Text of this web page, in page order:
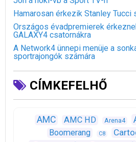
Hamarosan érkezik Stanley Tucci
Országos évadpremierek
GALAXY4 csatornákra
A Network4 ünnepi menüje a
sportrajongók számára
CÍMKEFELHŐ
AMC AMC HD Arena4
Boomerang C8